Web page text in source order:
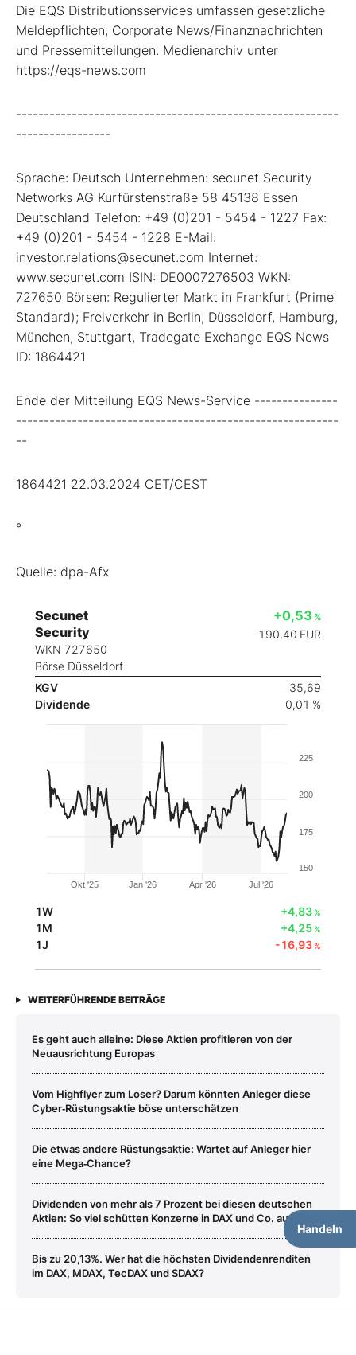
Die EQS Distributionsservices umfassen gesetzliche
Meldepflichten, Corporate News/Finanznachrichten
und Pressemitteilungen. Medienarchiv unter
https://eqs-news.com
----------------------------------------------------------
-----------------
Sprache: Deutsch Unternehmen: secunet Security
Networks AG Kurfürstenstraße 58 45138 Essen
Deutschland Telefon: +49 (0)201 - 5454 - 1227 Fax:
+49 (0)201 - 5454 - 1228 E-Mail:
investor.relations@secunet.com Internet:
www.secunet.com ISIN: DE0007276503 WKN:
727650 Börsen: Regulierter Markt in Frankfurt (Prime
Standard); Freiverkehr in Berlin, Düsseldorf, Hamburg,
München, Stuttgart, Tradegate Exchange EQS News
ID: 1864421
Ende der Mitteilung EQS News-Service ---------------
----------------------------------------------------------
--
1864421 22.03.2024 CET/CEST
°
Quelle: dpa-Afx
Secunet
Security
WKN 727650
Börse Düsseldorf
+0,53 %
190,40 EUR
KGV
35,69
Dividende
0,01 %
Handeln
Okt '25 Jan '26 Apr '26 Jul '26
150
175
200
225
1W +4,83%
1M +4,25%
1J -16,93%
WEITERFÜHRENDE BEITRÄGE
Es geht auch alleine: Diese Aktien profitieren von der
Neuausrichtung Europas
Vom Highflyer zum Loser? Darum könnten Anleger diese
Cyber‑Rüstungsaktie böse unterschätzen
Die etwas andere Rüstungsaktie: Wartet auf Anleger hier
eine Mega‑Chance?
Dividenden von mehr als 7 Prozent bei diesen deutschen
Aktien: So viel schütten Konzerne in DAX und Co. aus
Bis zu 20,13%. Wer hat die höchsten Dividendenrenditen
im DAX, MDAX, TecDAX und SDAX?